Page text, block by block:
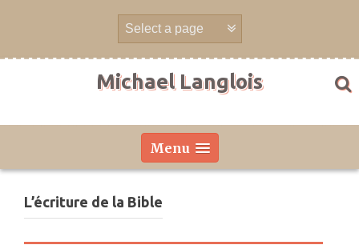
Michael Langlois
Menu
L’écriture de la Bible